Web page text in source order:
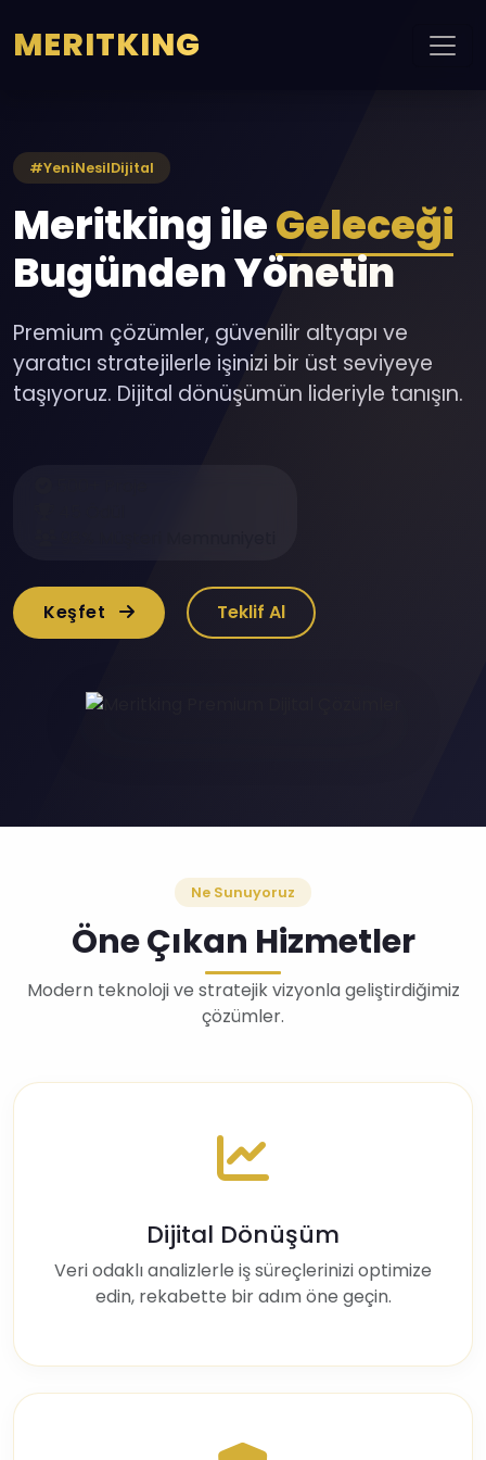
MERITKING
#YeniNesilDijital
Meritking ileGeleceği
Bugünden Yönetin
Premium çözümler, güvenilir altyapı ve
yaratıcı stratejilerle işinizi bir üst seviyeye
taşıyoruz. Dijital dönüşümün lideriyle tanışın.
Keşfet Teklif Al
Ne Sunuyoruz
Öne Çıkan Hizmetler
Modern teknoloji ve stratejik vizyonla geliştirdiğimiz
çözümler.
Dijital Dönüşüm
Veri odaklı analizlerle iş süreçlerinizi optimize
edin, rekabette bir adım öne geçin.